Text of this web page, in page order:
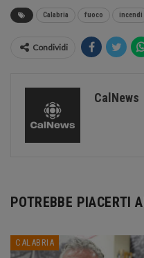
Calabria fuoco incendi
Condividi
CalNews
POTREBBE PIACERTI
CALABRIA